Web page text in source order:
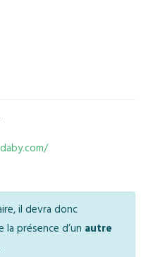
il devra donc
la présence d’un autre